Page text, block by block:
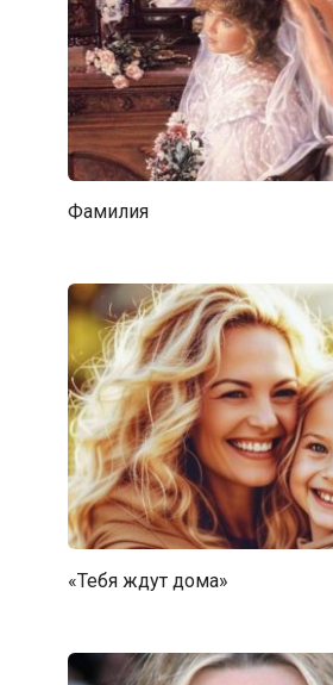
Фамилия
«Тебя ждут дома»